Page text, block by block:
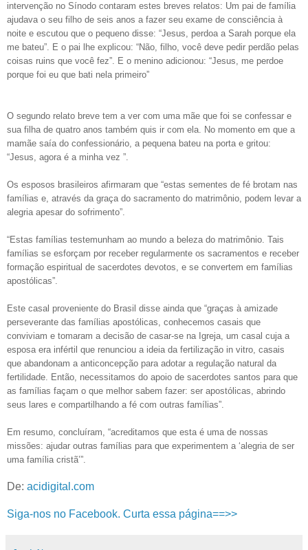
intervenção no Sínodo contaram estes breves relatos: Um pai de família
ajudava o seu filho de seis anos a fazer seu exame de consciência à
noite e escutou que o pequeno disse: “Jesus, perdoa a Sarah porque ela
me bateu”. E o pai lhe explicou: “Não, filho, você deve pedir perdão pelas
coisas ruins que você fez”. E o menino adicionou: “Jesus, me perdoe
porque foi eu que bati nela primeiro”
O segundo relato breve tem a ver com uma mãe que foi se confessar e
sua filha de quatro anos também quis ir com ela. No momento em que a
mamãe saía do confessionário, a pequena bateu na porta e gritou:
“Jesus, agora é a minha vez ”.
Os esposos brasileiros afirmaram que “estas sementes de fé brotam nas
famílias e, através da graça do sacramento do matrimônio, podem levar a
alegria apesar do sofrimento”.
“Estas famílias testemunham ao mundo a beleza do matrimônio. Tais
famílias se esforçam por receber regularmente os sacramentos e receber
formação espiritual de sacerdotes devotos, e se convertem em famílias
apostólicas”.
Este casal proveniente do Brasil disse ainda que “graças à amizade
perseverante das famílias apostólicas, conhecemos casais que
conviviam e tomaram a decisão de casar-se na Igreja, um casal cuja a
esposa era infértil que renunciou a ideia da fertilização in vitro, casais
que abandonam a anticoncepção para adotar a regulação natural da
fertilidade. Então, necessitamos do apoio de sacerdotes santos para que
as famílias façam o que melhor sabem fazer: ser apostólicas, abrindo
seus lares e compartilhando a fé com outras famílias”.
Em resumo, concluíram, “acreditamos que esta é uma de nossas
missões: ajudar outras famílias para que experimentem a ‘alegria de ser
uma família cristã’”.
De: acidigital.com
Siga-nos no Facebook. Curta essa página==>>